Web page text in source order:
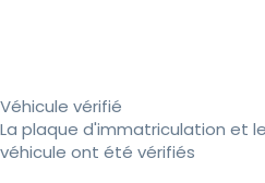
Véhicule vérifié
La plaque d'immatriculation et
véhicule ont été vérifiés